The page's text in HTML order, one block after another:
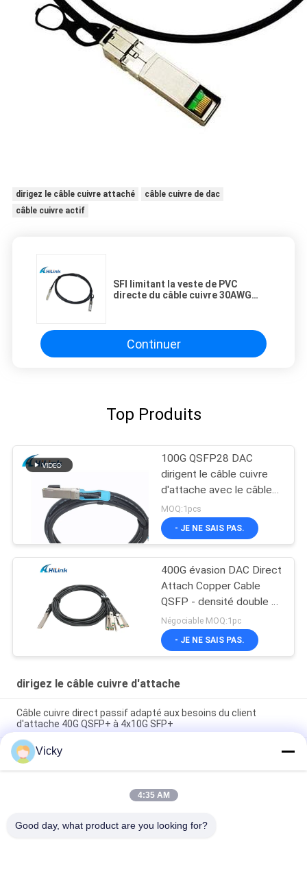
dirigez le câble cuivre attaché
câble cuivre de dac
câble cuivre actif
SFI limitant la veste de PVC
directe du câble cuivre 30AWG
Continuer
Top Produits
100G QSFP28 DAC
dirigent le câble cuivre
d'attache avec le câble
de passif de longueur de
1m à de 3m
MOQ:1pcs
- JE NE SAIS PAS.
400G évasion DAC Direct
Attach Copper Cable
QSFP - densité double à
8*50G 3M
Négociable MOQ:1pc
- JE NE SAIS PAS.
dirigez le câble cuivre d'attache
Câble cuivre direct passif adapté aux besoins du client
d'attache 40G QSFP+ à 4x10G SFP+
Câble cuivre Twinax passif 200G QSFP56 compatible avec la
marque, 2M, PVC, câble DAC QSFP56 200G
40G QSFP+ à 4*10G SFP+ 5M Passive Direct Attach Copper
DAC Cable pour les centres de données Ethernet
Vicky
4:35 AM
Good day, what product are you looking for?